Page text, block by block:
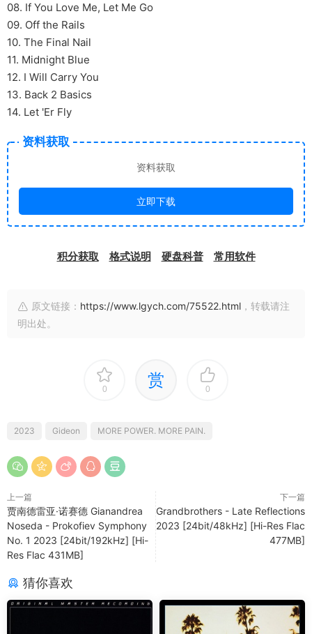
08. If You Love Me, Let Me Go
09. Off the Rails
10. The Final Nail
11. Midnight Blue
12. I Will Carry You
13. Back 2 Basics
14. Let 'Er Fly
资料获取
资料获取
立即下载
积分获取 格式说明 硬盘科普 常用软件
原文链接： https://www.lgych.com/75522.html ，转载请注
明出处。
0 赏 0
2023 Gideon MORE POWER. MORE PAIN.
上一篇
贾南德雷亚·诺赛德 Gianandrea
Noseda - Prokofiev Symphony
No. 1 2023 [24bit/192kHz] [Hi-
Res Flac 431MB]
下一篇
Grandbrothers - Late Reflections
2023 [24bit/48kHz] [Hi-Res Flac
477MB]
猜你喜欢